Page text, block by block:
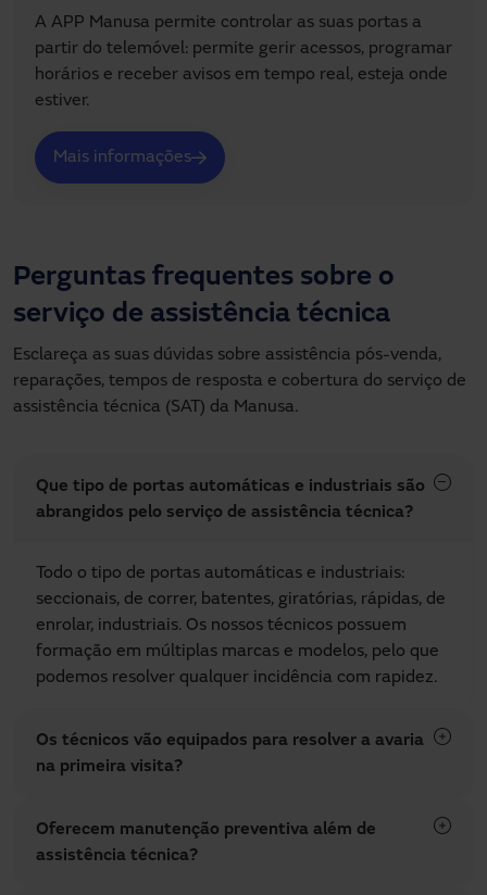
A APP Manusa permite controlar as suas portas a
partir do telemóvel: permite gerir acessos, programar
horários e receber avisos em tempo real, esteja onde
estiver.
Mais informações
Perguntas frequentes sobre o
serviço de assistência técnica
Esclareça as suas dúvidas sobre assistência pós-venda,
reparações, tempos de resposta e cobertura do serviço de
assistência técnica (SAT) da Manusa.
Que tipo de portas automáticas e industriais são
abrangidos pelo serviço de assistência técnica?
Todo o tipo de portas automáticas e industriais:
seccionais, de correr, batentes, giratórias, rápidas, de
enrolar, industriais. Os nossos técnicos possuem
formação em múltiplas marcas e modelos, pelo que
podemos resolver qualquer incidência com rapidez.
Os técnicos vão equipados para resolver a avaria
na primeira visita?
Oferecem manutenção preventiva além de
assistência técnica?